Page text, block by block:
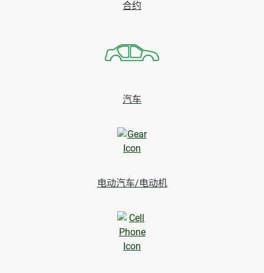
合约
汽车
电动汽车/电动机